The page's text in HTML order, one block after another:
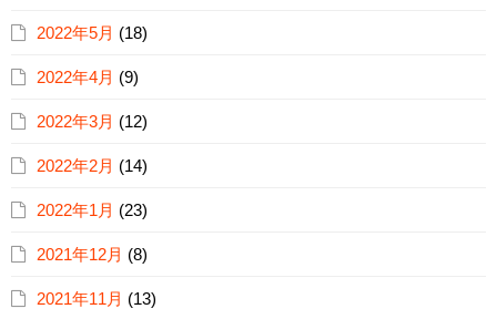
2022年5月 (18)
2022年4月 (9)
2022年3月 (12)
2022年2月 (14)
2022年1月 (23)
2021年12月 (8)
2021年11月 (13)